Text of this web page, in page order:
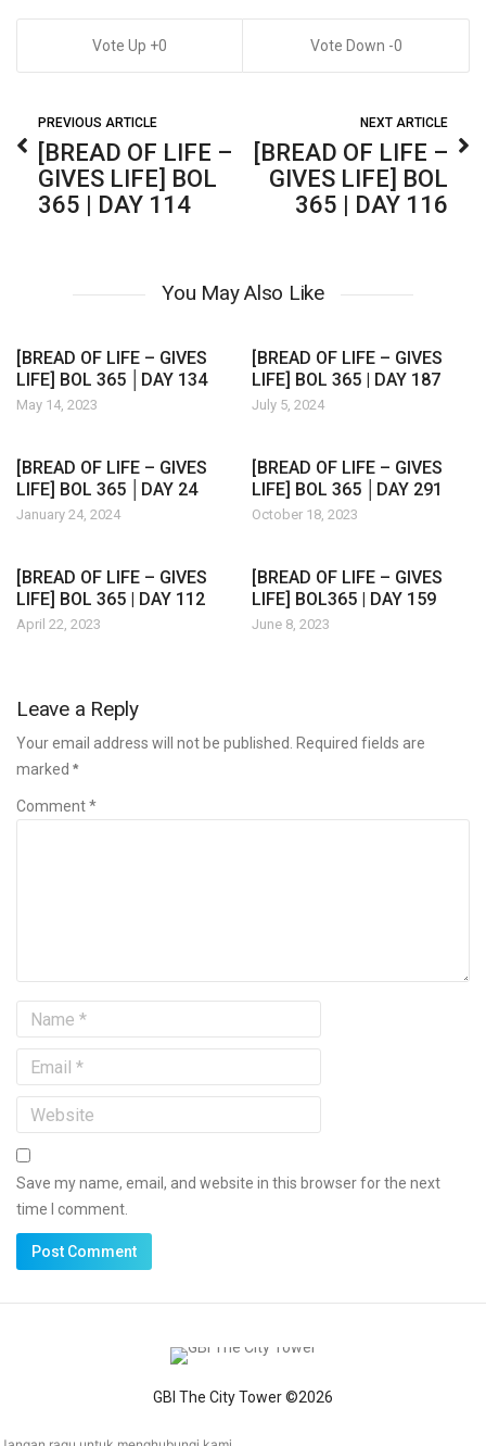
0 0
PREVIOUS ARTICLE
[BREAD OF LIFE –
GIVES LIFE] BOL
365 | DAY 114
NEXT ARTICLE
[BREAD OF LIFE –
GIVES LIFE] BOL
365 | DAY 116
You May Also Like
[BREAD OF LIFE – GIVES
LIFE] BOL 365 │DAY 134
May 14, 2023
[BREAD OF LIFE – GIVES
LIFE] BOL 365 | DAY 187
July 5, 2024
[BREAD OF LIFE – GIVES
LIFE] BOL 365 │DAY 24
January 24, 2024
[BREAD OF LIFE – GIVES
LIFE] BOL 365 │DAY 291
October 18, 2023
[BREAD OF LIFE – GIVES
LIFE] BOL 365 | DAY 112
April 22, 2023
[BREAD OF LIFE – GIVES
LIFE] BOL365 | DAY 159
June 8, 2023
Leave a Reply
Your email address will not be published. Required fields are
marked *
Comment *
Save my name, email, and website in this browser for the next
time I comment.
GBI The City Tower ©2026